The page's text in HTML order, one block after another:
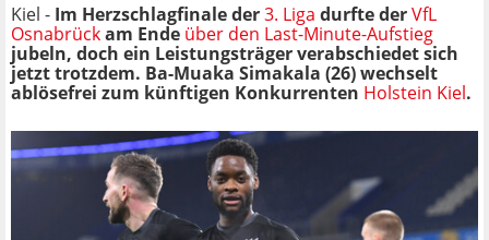
Kiel - Im Herzschlagfinale der3. Liga durfte derVfL
Osnabrückam Ende über den Last-Minute-Aufstieg
jubeln, doch ein Leistungsträger verabschiedet sich
jetzt trotzdem. Ba-Muaka Simakala (26) wechselt
ablösefrei zum künftigen Konkurrenten Holstein Kiel.